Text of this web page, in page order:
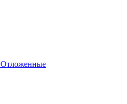
Отложенные